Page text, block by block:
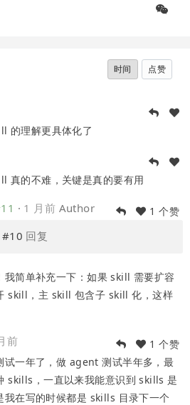
时间 点赞
的理解更具体化了
真的不难，关键是真的要有用
· 1 月前 Author 1 个赞
#10 回复
我简单补充一下：如果 skill 需要扩容
skill，主 skill 包含子 skill 化，这样
前
1 个赞
试一年了，做 agent 测试半年多，最
skills，一直以来我能意识到 skills 是
我在写的时候都是 skills 目录下一个